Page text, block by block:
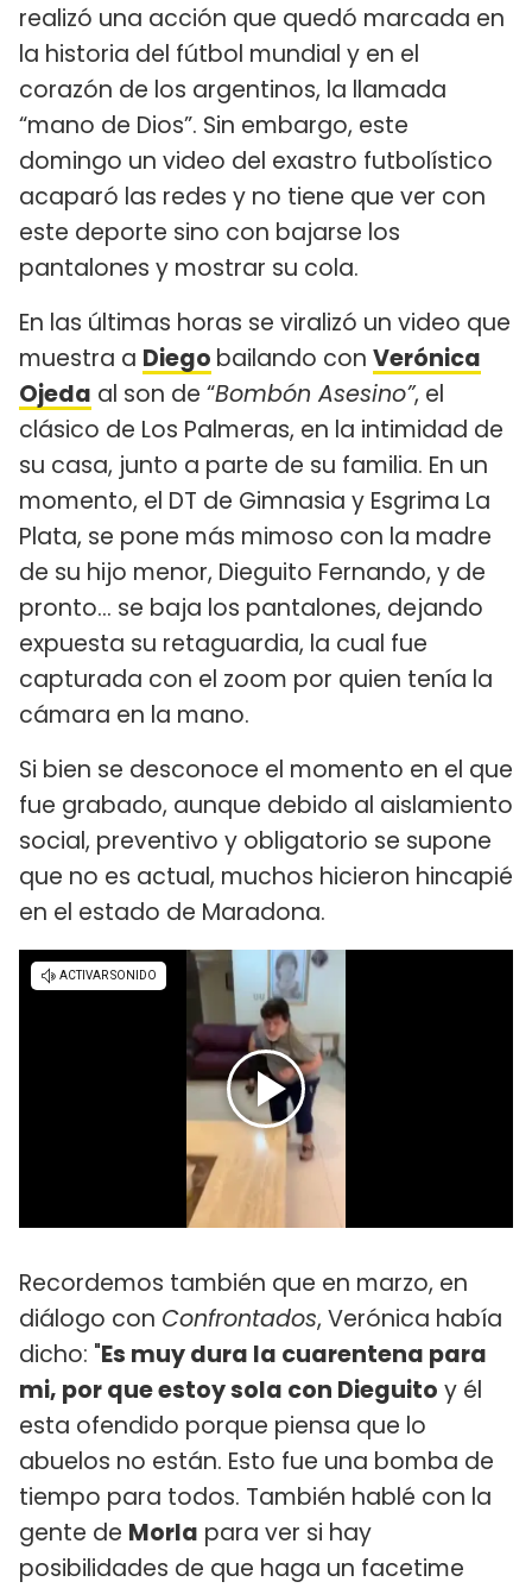
realizó una acción que quedó marcada en
la historia del fútbol mundial y en el
corazón de los argentinos, la llamada
“mano de Dios”. Sin embargo, este
domingo un video del exastro futbolístico
acaparó las redes y no tiene que ver con
este deporte sino con bajarse los
pantalones y mostrar su cola.
En las últimas horas se viralizó un video que
muestra a Diego bailando con Verónica
Ojeda al son de “Bombón Asesino”, el
clásico de Los Palmeras, en la intimidad de
su casa, junto a parte de su familia. En un
momento, el DT de Gimnasia y Esgrima La
Plata, se pone más mimoso con la madre
de su hijo menor, Dieguito Fernando, y de
pronto... se baja los pantalones, dejando
expuesta su retaguardia, la cual fue
capturada con el zoom por quien tenía la
cámara en la mano.
Si bien se desconoce el momento en el que
fue grabado, aunque debido al aislamiento
social, preventivo y obligatorio se supone
que no es actual, muchos hicieron hincapié
en el estado de Maradona.
Recordemos también que en marzo, en
diálogo con Confrontados, Verónica había
dicho: "Es muy dura la cuarentena para
mi, por que estoy sola con Dieguito y él
esta ofendido porque piensa que lo
abuelos no están. Esto fue una bomba de
tiempo para todos. También hablé con la
gente de Morla para ver si hay
posibilidades de que haga un facetime